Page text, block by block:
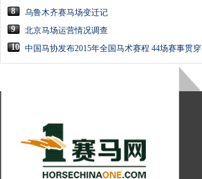
8
乌鲁木齐赛马场变迁记
9
北京马场运营情况调查
10 中国马协发布2015年全国马术赛程 44场赛事贯穿